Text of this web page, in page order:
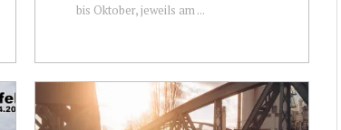
bis Oktober, jeweils am ...